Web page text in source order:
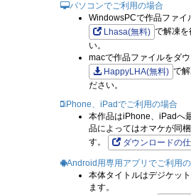
パソコンでご利用の場合
WindowsPCで作品ファイ
Lhasa(無料) で解凍を
い。
macで作品ファイルをダウ
HappyLHA(無料) で
ださい。
iPhone、iPadでご利用の場合
本作品はiPhone、iPadへ
品によってはオマケが同
す。
ダウンロードの
Android用専用アプリでご利用
本体タイトルはデジケッ
ます。